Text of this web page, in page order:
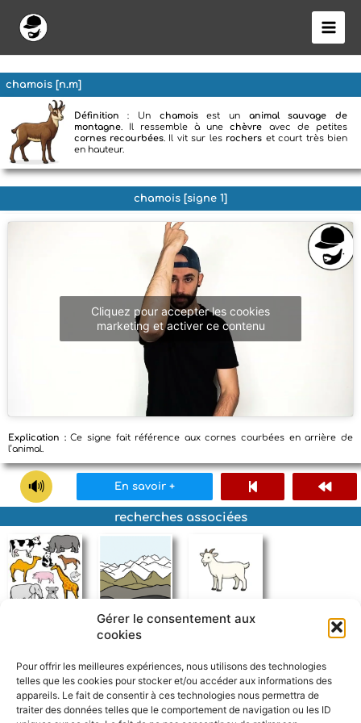
Gérer le consentement aux
cookies
Pour offrir les meilleures expériences, nous utilisons des technologies
telles que les cookies pour stocker et/ou accéder aux informations des
appareils. Le fait de consentir à ces technologies nous permettra de
traiter des données telles que le comportement de navigation ou les ID
contenu
chamois [n.m]
Définition: Un chamoisest un animal sauvage de
montagne. Il ressemble à unechèvre avec de petites
cornes recourbées. Il vit sur les rochers et court très bien
en hauteur.
chamois [signe 1]
Cliquez pour accepter les cookies
marketing et activer ce contenu
Explication :Ce signe fait référence aux cornes courbées en arrière de
l’animal.
En savoir +
recherches associées
montagne chèvre